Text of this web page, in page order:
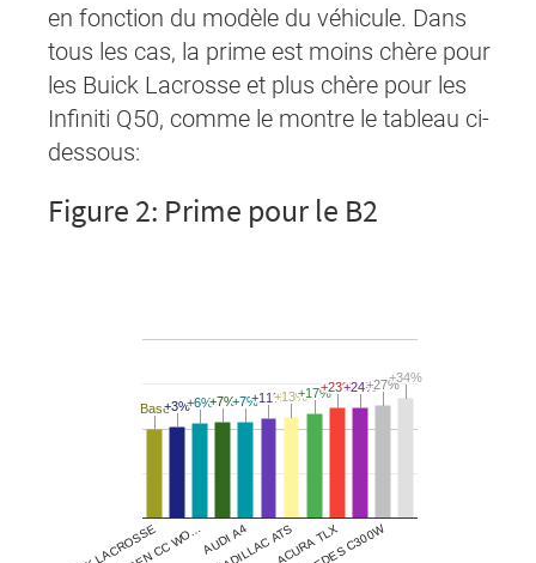
en fonction du modèle du véhicule. Dans
tous les cas, la prime est moins chère pour
les Buick Lacrosse et plus chère pour les
Infiniti Q50, comme le montre le tableau ci-
dessous:
Figure 2: Prime pour le B2